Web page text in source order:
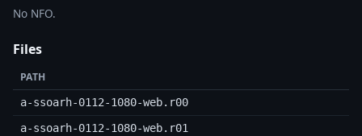
No NFO.
Files
PATH
a-ssoarh-0112-1080-web.r00
a-ssoarh-0112-1080-web.r01